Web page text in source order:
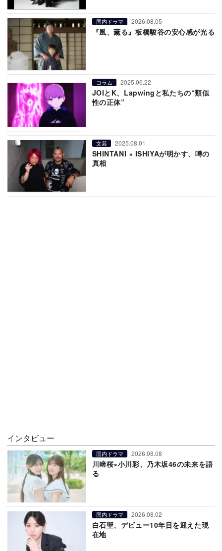
国内ドラマ 2026.08.05
『風、薫る』板橋駿谷の安心感が光る
コラム 2025.06.22
JOIとK、Lapwingと私たちの“類似
性の正体”
文芸 2025.08.01
SHINTANI × ISHIYAが明かす、噂の
真相
インタビュー
国内ドラマ 2026.08.08
川﨑桜×小川彩、乃木坂46の未来を語
る
国内ドラマ 2026.08.02
白石聖、デビュー10年目を迎えた現
在地